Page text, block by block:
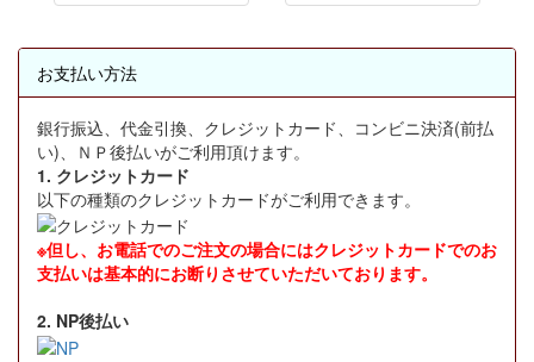
お支払い方法
銀行振込、代金引換、クレジットカード、コンビニ決済(前払
い)、ＮＰ後払いがご利用頂けます。
1. クレジットカード
以下の種類のクレジットカードがご利用できます。
※但し、お電話でのご注文の場合にはクレジットカードでのお
支払いは基本的にお断りさせていただいております。
2. NP後払い